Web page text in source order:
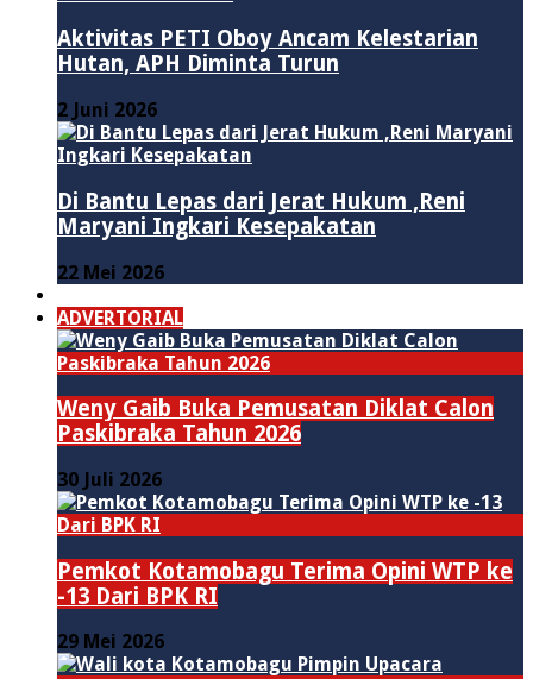
Aktivitas PETI Oboy Ancam Kelestarian
Hutan, APH Diminta Turun
2 Juni 2026
Di Bantu Lepas dari Jerat Hukum ,Reni
Maryani Ingkari Kesepakatan
22 Mei 2026
ADVERTORIAL
Weny Gaib Buka Pemusatan Diklat Calon
Paskibraka Tahun 2026
30 Juli 2026
Pemkot Kotamobagu Terima Opini WTP ke
-13 Dari BPK RI
29 Mei 2026